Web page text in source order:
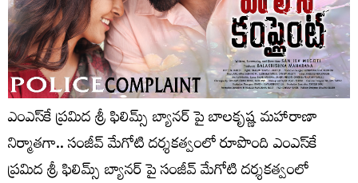
ఎంఎస్‌కే ప్రమిద శ్రీ ఫిలిమ్స్ బ్యానర్ పై బాలకృష్ణ మహారాణా
నిర్మాతగా.. సంజీవ్ మేగోటి దర్శకత్వంలో రూపొంది ఎంఎస్‌కే
ప్రమిద శ్రీ ఫిలిమ్స్ బ్యానర్ పై సంజీవ్ మేగోటి దర్శకత్వంలో